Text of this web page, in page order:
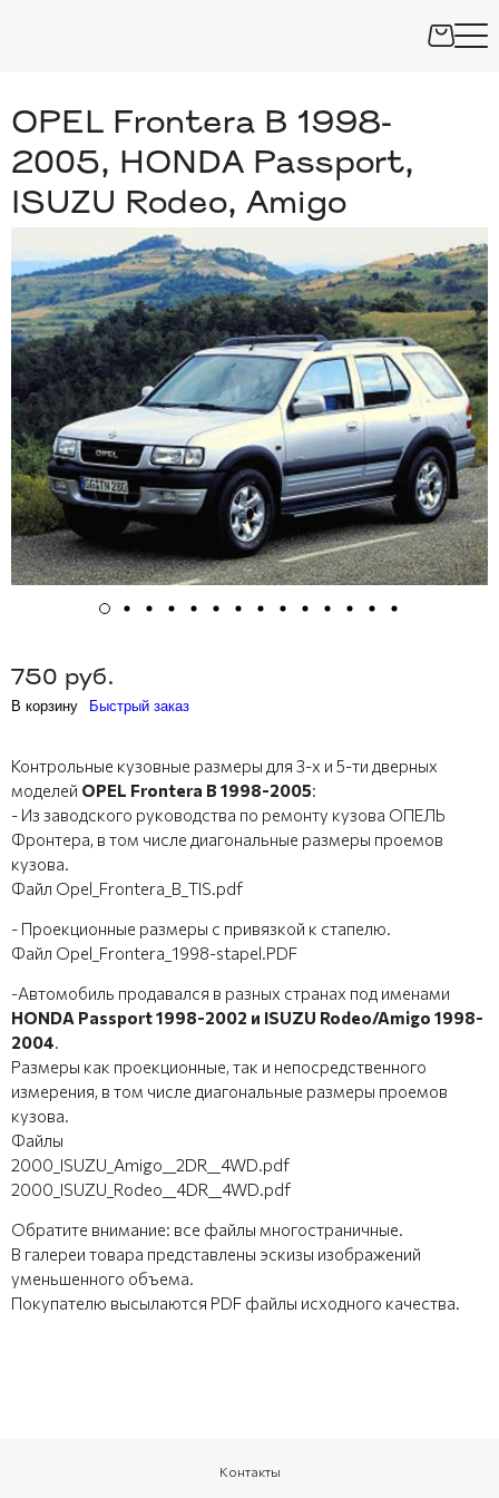
OPEL Frontera B 1998-
2005, HONDA Passport,
ISUZU Rodeo, Amigo
750 руб.
В корзину Быстрый заказ
Контрольные кузовные размеры для 3-х и 5-ти дверных
моделей OPEL Frontera B 1998-2005:
- Из заводского руководства по ремонту кузова ОПЕЛЬ
Фронтера, в том числе диагональные размеры проемов
кузова.
Файл Opel_Frontera_B_TIS.pdf
- Проекционные размеры с привязкой к стапелю.
Файл Opel_Frontera_1998-stapel.PDF
-Автомобиль продавался в разных странах под именами
HONDA Passport 1998-2002 и ISUZU Rodeo/Amigo 1998-
2004.
Размеры как проекционные, так и непосредственного
измерения, в том числе диагональные размеры проемов
кузова.
Файлы
2000_ISUZU_Amigo__2DR__4WD.pdf
2000_ISUZU_Rodeo__4DR__4WD.pdf
Обратите внимание: все файлы многостраничные.
В галереи товара представлены эскизы изображений
уменьшенного объема.
Покупателю высылаются PDF файлы исходного качества.
Контакты